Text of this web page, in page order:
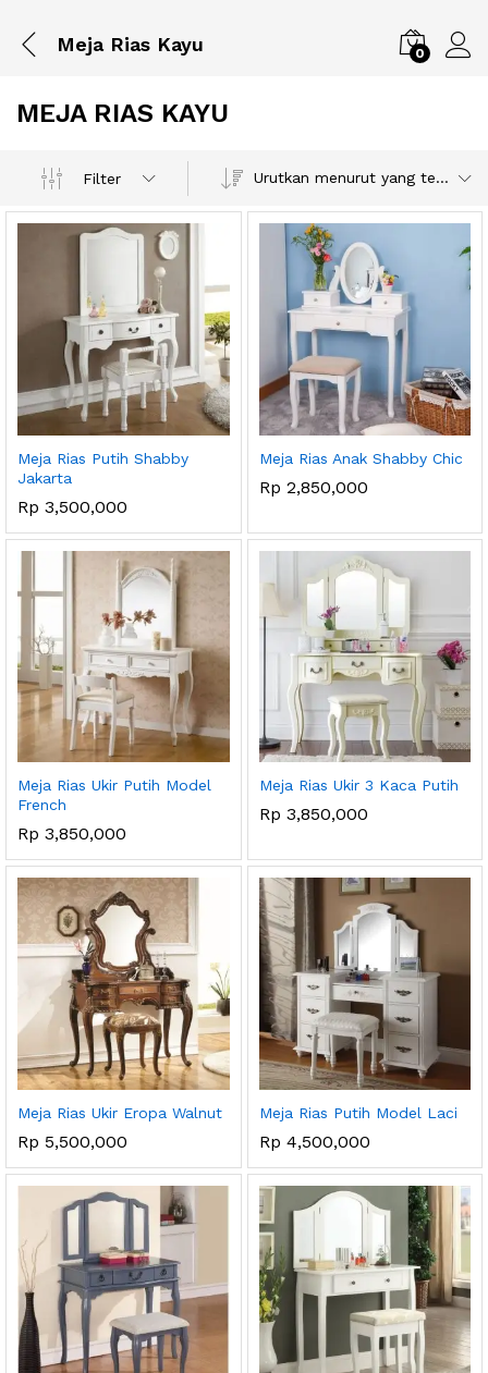
Meja Rias Kayu 0
MEJA RIAS KAYU
Filter Urutkan menurut yang terbaru
Meja Rias Putih Shabby
Jakarta
Rp 3,500,000
Meja Rias Anak Shabby Chic
Rp 2,850,000
Meja Rias Ukir Putih Model
French
Rp 3,850,000
Meja Rias Ukir 3 Kaca Putih
Rp 3,850,000
Meja Rias Ukir Eropa Walnut
Rp 5,500,000
Meja Rias Putih Model Laci
Rp 4,500,000